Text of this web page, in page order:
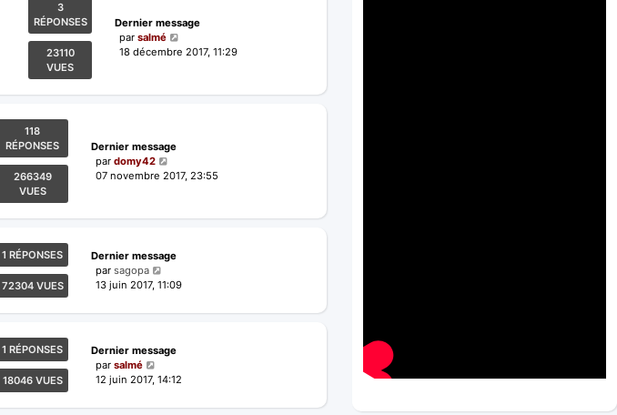
3
RÉPONSES
23110
VUES
Dernier message
parsalmé
18 décembre 2017, 11:29
118
RÉPONSES
266349
VUES
Dernier message
par domy42
07 novembre 2017, 23:55
1 RÉPONSES
72304 VUES
Dernier message
par sagopa
13 juin 2017, 11:09
1 RÉPONSES
18046 VUES
Dernier message
par salmé
12 juin 2017, 14:12